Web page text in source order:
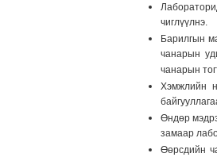
чиглүүлнэ.
Барилгын
чанарын
чанарын
Хэмжлийн
Өндөр
замаар
Өөрсдийн